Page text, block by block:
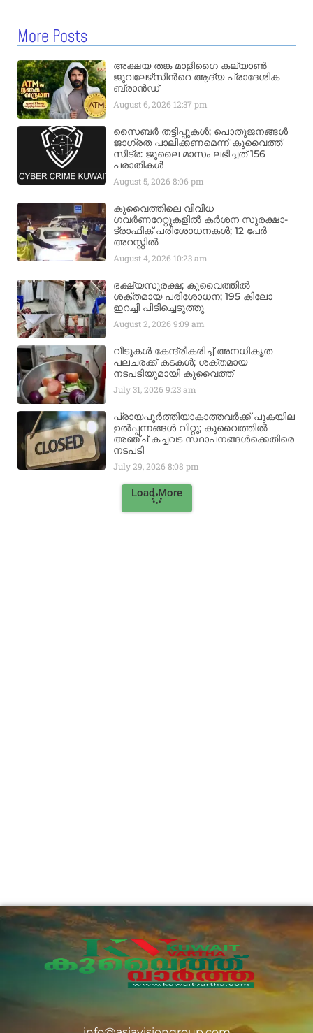
More Posts
അക്ഷയ തങ്ക മാളിഗൈ കല്യാണ്‍
ജുവലേഴ്‌സിന്‍റെ ആദ്യ പ്രാദേശിക
ബ്രാന്‍ഡ്
August 6, 2026 12:37 pm
സൈബർ തട്ടിപ്പുകൾ; പൊതുജനങ്ങൾ
ജാഗ്രത പാലിക്കണമെന്ന് കുവൈത്ത്
സിട്ര: ജൂലൈ മാസം ലഭിച്ചത് 156
പരാതികൾ
August 5, 20268:06 pm
കുവൈത്തിലെ വിവിധ
ഗവർണറേറ്റുകളിൽ കർശന സുരക്ഷാ-
ട്രാഫിക് പരിശോധനകൾ; 12 പേർ
അറസ്റ്റിൽ
August 4, 2026 10:23 am
ഭക്ഷ്യസുരക്ഷ; കുവൈത്തിൽ
ശക്തമായ പരിശോധന; 195 കിലോ
ഇറച്ചി പിടിച്ചെടുത്തു
August 2, 20269:09 am
വീടുകൾ കേന്ദ്രീകരിച്ച് അനധികൃത
പലചരക്ക് കടകൾ; ശക്തമായ
നടപടിയുമായി കുവൈത്ത്
July 31, 20269:23 am
പ്രായപൂർത്തിയാകാത്തവർക്ക് പുകയില
ഉൽപ്പന്നങ്ങൾ വിറ്റു; കുവൈത്തിൽ
അഞ്ച് കച്ചവട സ്ഥാപനങ്ങൾക്കെതിരെ
നടപടി
July 29, 20268:08 pm
Load More